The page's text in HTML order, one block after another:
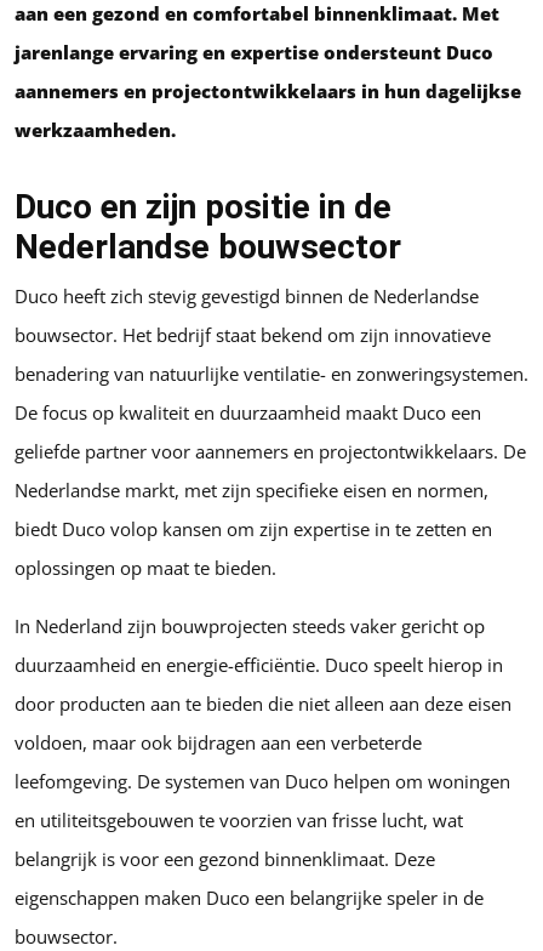
aan een gezond en comfortabel binnenklimaat. Met
jarenlange ervaring en expertise ondersteunt Duco
aannemers en projectontwikkelaars in hun dagelijkse
werkzaamheden.
Duco en zijn positie in de
Nederlandse bouwsector
Duco heeft zich stevig gevestigd binnen de Nederlandse
bouwsector. Het bedrijf staat bekend om zijn innovatieve
benadering van natuurlijke ventilatie- en zonweringsystemen.
De focus op kwaliteit en duurzaamheid maakt Duco een
geliefde partner voor aannemers en projectontwikkelaars. De
Nederlandse markt, met zijn specifieke eisen en normen,
biedt Duco volop kansen om zijn expertise in te zetten en
oplossingen op maat te bieden.
In Nederland zijn bouwprojecten steeds vaker gericht op
duurzaamheid en energie-efficiëntie. Duco speelt hierop in
door producten aan te bieden die niet alleen aan deze eisen
voldoen, maar ook bijdragen aan een verbeterde
leefomgeving. De systemen van Duco helpen om woningen
en utiliteitsgebouwen te voorzien van frisse lucht, wat
belangrijk is voor een gezond binnenklimaat. Deze
eigenschappen maken Duco een belangrijke speler in de
bouwsector.